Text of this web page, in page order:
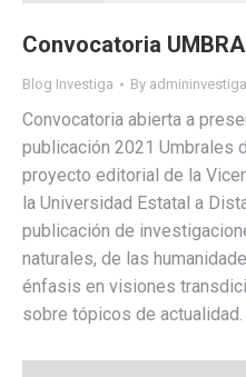
Convocatoria
Blog Investiga By admininvestiga
Convocatoria abierta a
publicación 2021 Umbrales
proyecto editorial de la
la Universidad Estatal a
publicación de
naturales, de las
énfasis en visiones
sobre tópicos de actualidad.